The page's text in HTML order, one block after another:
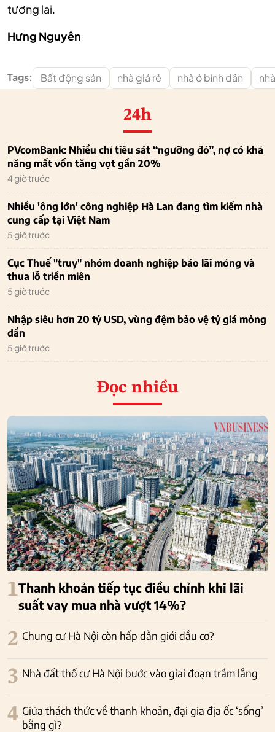
tương lai.
Hưng Nguyên
Tags: Bất động sản nhà giá rẻ nhà ở bình dân
24h
PVcomBank: Nhiều chỉ tiêu sát “ngưỡng đỏ”, nợ có khả
năng mất vốn tăng vọt gần 20%
4 giờ trước
Nhiều 'ông lớn' công nghiệp Hà Lan đang tìm kiếm nhà
cung cấp tại Việt Nam
5 giờ trước
Cục Thuế "truy" nhóm doanh nghiệp báo lãi mỏng và
thua lỗ triền miên
5 giờ trước
Nhập siêu hơn 20 tỷ USD, vùng đệm bảo vệ tỷ giá mỏng
dần
5 giờ trước
Đọc nhiều
1Thanh khoản tiếp tục điều chỉnh khi lãi
suất vay mua nhà vượt 14%?
2 Chung cư Hà Nội còn hấp dẫn giới đầu cơ?
3 Nhà đất thổ cư Hà Nội bước vào giai đoạn trầm lắng
4 Giữa thách thức về thanh khoản, đại gia địa ốc ‘sống’
bằng gì?